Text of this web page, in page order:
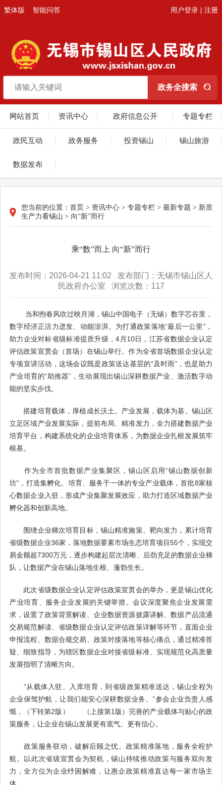
繁体版 智能问答 用户登录 | 注册
网站首页 资讯中心 政府信息公开 专题专栏
政民互动 政务服务 投资锡山 锡山旅游
数据发布
您当前的位置： 首页 > 资讯中心 > 专题专栏 > 最新专题 > 新质
生产力看锡山 > 向“新”而行
乘“数”而上 向“新”而行
发布时间：2026-04-21 11:02 发布部门：无锡市锡山区人
民政府办公室 浏览次数： 117
当和煦春风吹过映月湖，锡山中国电子（无锡）数字芯谷里，
数字经济正活力迸发、动能澎湃。为打通政策落地“最后一公里”，
助力企业对标省级标准提质升级，4月10日，江苏省数据企业认定
评估政策宣贯会（首场）在锡山举行。作为全省首场数据企业认定
专项宣讲活动，这场会议既是政策送达基层的“及时雨”，也是助力
产业培育的“助推器”，生动展现出锡山深耕数据产业、激活数字动
能的坚实步伐。
搭建培育载体，厚植成长沃土。产业发展，载体为基。锡山区
立足区域产业发展实际，提前布局、精准发力，全力搭建数据产业
培育平台，构建系统化的企业培育体系，为数据企业扎根发展筑牢
根基。
作为全市首批数据产业集聚区，锡山区启用“锡山数据创新
坊”，打造集孵化、培育、服务于一体的专业产业载体，首批8家核
心数据企业入驻，形成产业集聚发展效应，助力打造区域数据产业
孵化器和创新高地。
围绕企业梯次培育目标，锡山精准施策、靶向发力，累计培育
省级数据企业36家，落地数据要素市场生态培育项目55个，实现交
易金额超7300万元，逐步构建起层次清晰、后劲充足的数据企业梯
队，让数据产业在锡山落地生根、蓬勃生长。
此次省级数据企业认定评估政策宣贯会的举办，更是锡山优化
产业培育、服务企业发展的关键举措。会议深度聚焦企业发展需
求，设置了政策背景解读、企业数据资源披露讲解、数据产品流通
交易规范解读、省级数据企业认定评估政策详解等环节，直面企业
申报流程、数据合规交易、政策对接落地等核心痛点，通过精准答
疑、细致指导，为辖区数据企业对接省级标准、实现规范化高质量
发展指明了清晰方向。
“从载体入驻、入库培育，到省级政策精准送达，锡山全程为
企业保驾护航，让我们能安心深耕数据业务。”参会企业负责人感
慨，（下转第2版） （上接第1版）完善的产业载体与贴心的政
策服务，让企业在锡山发展更有底气、更有信心。
政策服务联动，破解后顾之忧。政策精准落地，服务全程护
航。以此次省级宣贯会为契机，锡山持续推动政策与服务双向发
力，全方位为企业纾困解难，让惠企政策精准直达每一家市场主